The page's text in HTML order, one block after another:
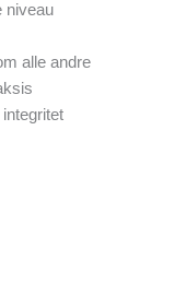
niveau
alle andre